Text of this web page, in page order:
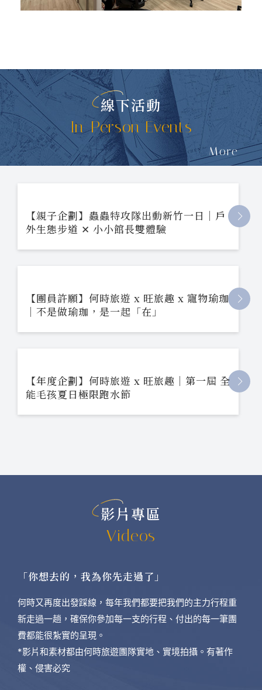
線下活動
In-Person Events
More
【親子企劃】蟲蟲特攻隊出動新竹一日｜戶
外生態步道 ✕ 小小館長雙體驗
【團員許願】何時旅遊 x 旺旅趣 x 寵物瑜珈
｜不是做瑜珈，是一起「在」
【年度企劃】何時旅遊 x 旺旅趣｜第一屆 全
能毛孩夏日極限跑水節
影片專區
Videos
「你想去的，我為你先走過了」
何時又再度出發踩線，每年我們都要把我們的主力行程重
新走過一趟，確保你參加每一支的行程、付出的每一筆團
費都能很紮實的呈現。
*影片和素材都由何時旅遊團隊實地、實境拍攝。有著作
權、侵害必究